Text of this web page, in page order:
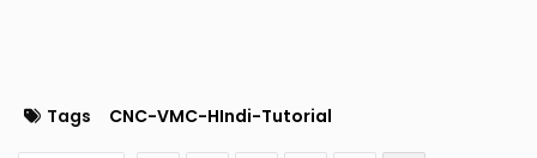
Tags CNC-VMC-HIndi-Tutorial